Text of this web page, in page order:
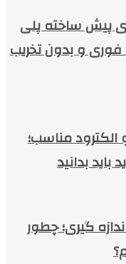
پیش ساخته پلی
فوری و بدون تخریب
مناسب؛
بدانید
گیری؛ چطور